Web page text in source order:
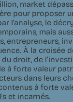
market
pour proposer
l’analyse, le
mais
entrepreneurs,
À la croisée
droit, de
à forte valeur
dans leurs
à forte
et incarnés.